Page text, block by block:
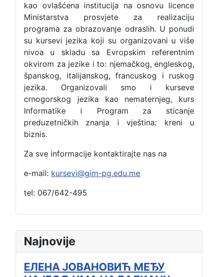
Najnovije
ЕЛЕНА ЈОВАНОВИЋ МЕЂУ
kao ovlašćena institucija na osnovu licence
Ministarstva prosvjete za realizaciju
programa za obrazovanje odraslih. U ponudi
su kursevi jezika koji su organizovani u više
nivoa u skladu sa Evropskim referentnim
okvirom za jezike i to: njemačkog, engleskog,
španskog, italijanskog, francuskog i ruskog
jezika. Organizovali smo i kurseve
crnogorskog jezika kao nematernjeg, kurs
Informatike i Program za sticanje
preduzetničkih znanja i vještina: kreni u
biznis.
Za sve informacije kontaktirajte nas na
e-mail: kursevi@gim-pg.edu.me
tel: 067/642-495